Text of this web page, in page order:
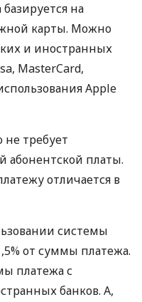
на
карты. Можно
и иностранных
MasterCard,
Apple
требует
абонентской платы.
отличается в
системы
от суммы платежа.
платежа с
банков. А,